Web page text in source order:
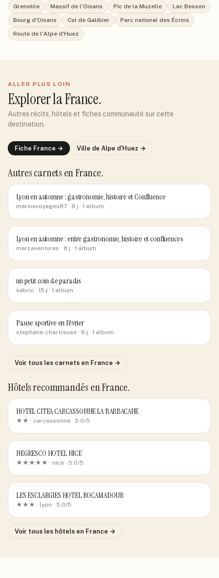
Grenoble
Massif de l'Oisans Pic de la Muzelle
Lac Besson
Bourg d'Oisans
Col de Galibier
Parc national des Écrins
Route de l'Alpe d'Huez
ALLER PLUS LOIN
Explorerla France.
Autres récits, hôtels et fiches communauté sur cette
destination.
Fiche France → Ville de Alpe d'Huez →
Autres carnets en France.
Lyon en automne : gastronomie, histoire et Confluence
marinevoyages87 · 8 j · 1 album
Lyon en automne : entre gastronomie, histoire et confluences
marcaventures · 8 j · 1 album
un petit coin de paradis
sabric · 15 j · 1 album
Pause sportive en février
stephane-chartreuse · 6 j · 1 album
Voir tous les carnets en France →
Hôtels recommandés en France.
HOTEL CITEA CARCASSONNE LA BARBACANE
★★ · carcassonne · 5.0/5
NEGRESCO HOTEL NICE
★★★★★ · nice · 5.0/5
LES ESCLARGIES HOTEL ROCAMADOUR
★★★ · lyon · 5.0/5
Voir tous les hôtels en France →